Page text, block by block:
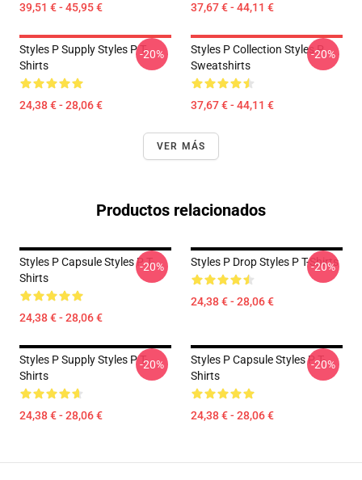
39,51 € - 45,95 € 37,67 € - 44,11 €
Styles P Supply Styles P T-
Shirts
24,38 € - 28,06 €
-20%
Styles P Collection Styles P
Sweatshirts
37,67 € - 44,11 €
-20%
VER MÁS
Productos relacionados
Styles P Capsule Styles P T-
Shirts
24,38 € - 28,06 €
-20% Styles P Drop Styles P T-Shirts
24,38 € - 28,06 €
-20%
Styles P Supply Styles P T-
Shirts
24,38 € - 28,06 €
-20%
Styles P Capsule Styles P T-
Shirts
24,38 € - 28,06 €
-20%